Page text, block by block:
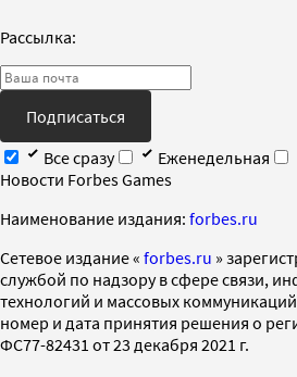
Рассылка:
Подписаться
Все сразу
Еженедельная
Новости Forbes Games
Наименование издания: forbes.ru
Cетевое издание « forbes.ru »
службой по надзору в сфере связи,
технологий и массовых
номер и дата принятия решения о
ФС77-82431 от 23 декабря 2021 г.